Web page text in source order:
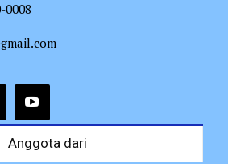
0008
Anggota dari